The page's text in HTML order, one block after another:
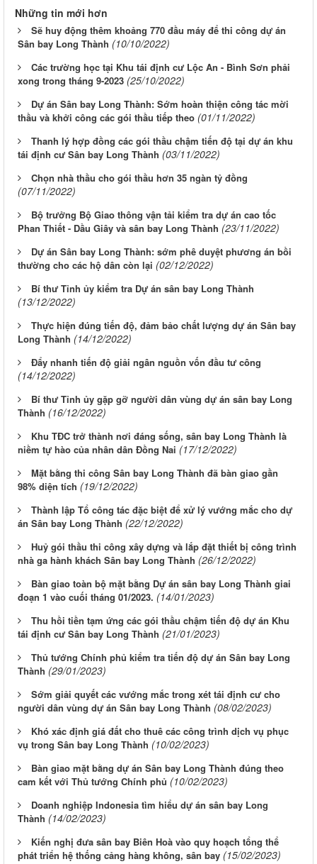
Những tin mới hơn
Sẽ huy động thêm khoảng 770 đầu máy để thi công dự án
Sân bay Long Thành (10/10/2022)
Các trường học tại Khu tái định cư Lộc An - Bình Sơn phải
xong trong tháng 9-2023 (25/10/2022)
Dự án Sân bay Long Thành: Sớm hoàn thiện công tác mời
thầu và khởi công các gói thầu tiếp theo (01/11/2022)
Thanh lý hợp đồng các gói thầu chậm tiến độ tại dự án khu
tái định cư Sân bay Long Thành (03/11/2022)
Chọn nhà thầu cho gói thầu hơn 35 ngàn tỷ đồng
(07/11/2022)
Bộ trưởng Bộ Giao thông vận tải kiểm tra dự án cao tốc
Phan Thiết - Dầu Giây và sân bay Long Thành (23/11/2022)
Dự án Sân bay Long Thành: sớm phê duyệt phương án bồi
thường cho các hộ dân còn lại (02/12/2022)
Bí thư Tỉnh ủy kiểm tra Dự án sân bay Long Thành
(13/12/2022)
Thực hiện đúng tiến độ, đảm bảo chất lượng dự án Sân bay
Long Thành (14/12/2022)
Đẩy nhanh tiến độ giải ngân nguồn vốn đầu tư công
(14/12/2022)
Bí thư Tỉnh ủy gặp gỡ người dân vùng dự án sân bay Long
Thành (16/12/2022)
Khu TĐC trở thành nơi đáng sống, sân bay Long Thành là
niềm tự hào của nhân dân Đồng Nai (17/12/2022)
Mặt bằng thi công Sân bay Long Thành đã bàn giao gần
98% diện tích (19/12/2022)
Thành lập Tổ công tác đặc biệt để xử lý vướng mắc cho dự
án Sân bay Long Thành (22/12/2022)
Huỷ gói thầu thi công xây dựng và lắp đặt thiết bị công trình
nhà ga hành khách Sân bay Long Thành (26/12/2022)
Bàn giao toàn bộ mặt bằng Dự án sân bay Long Thành giai
đoạn 1 vào cuối tháng 01/2023. (14/01/2023)
Thu hồi tiền tạm ứng các gói thầu chậm tiến độ dự án Khu
tái định cư Sân bay Long Thành (21/01/2023)
Thủ tướng Chính phủ kiểm tra tiến độ dự án Sân bay Long
Thành (29/01/2023)
Sớm giải quyết các vướng mắc trong xét tái định cư cho
người dân vùng dự án Sân bay Long Thành (08/02/2023)
Khó xác định giá đất cho thuê các công trình dịch vụ phục
vụ trong Sân bay Long Thành (10/02/2023)
Bàn giao mặt bằng dự án Sân bay Long Thành đúng theo
cam kết với Thủ tướng Chính phủ (10/02/2023)
Doanh nghiệp Indonesia tìm hiểu dự án sân bay Long
Thành (14/02/2023)
Kiến nghị đưa sân bay Biên Hoà vào quy hoạch tổng thể
phát triển hệ thống cảng hàng không, sân bay (15/02/2023)